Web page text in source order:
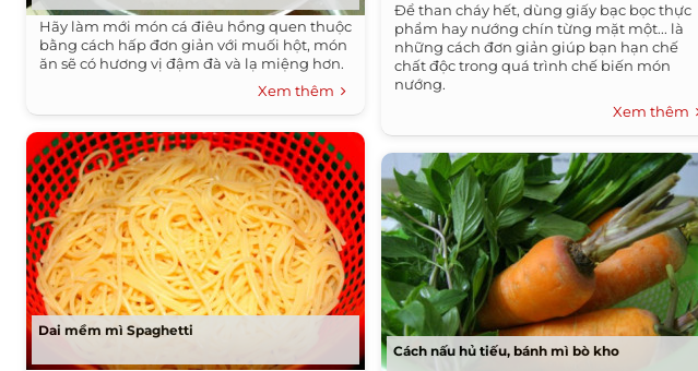
Hãy làm mới món cá điêu hồng quen thuộc
bằng cách hấp đơn giản với muối hột, món
ăn sẽ có hương vị đậm đà và lạ miệng hơn.
Xem thêm
Dai mềm mì Spaghetti
Để than cháy hết, dùng giấy bạc bọc thực
phẩm hay nướng chín từng mặt một... là
những cách đơn giản giúp bạn hạn chế
chất độc trong quá trình chế biến món
nướng.
Xem thêm
Cách nấu hủ tiếu, bánh mì bò kho